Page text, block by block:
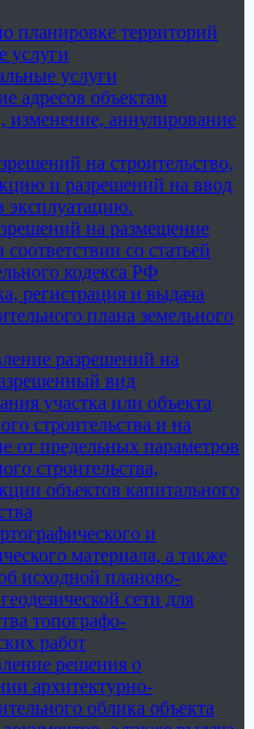
планировке территорий
услуги
услуги
адресов объектам
изменение, аннулирование
на строительство,
и разрешений на ввод
эксплуатацию.
на размещение
соответствии со статьей
кодекса РФ
регистрация и выдача
плана земельного
разрешений на
вид
участка или объекта
строительства и на
от предельных параметров
строительства,
объектов капитального
и
материала, а также
исходной планово-
сети для
топографо-
работ
решения о
архитектурно-
облика объекта